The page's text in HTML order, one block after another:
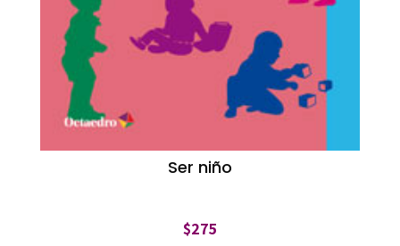
Ser niño
$275